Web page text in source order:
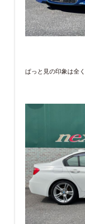
ぱっと見の印象は全